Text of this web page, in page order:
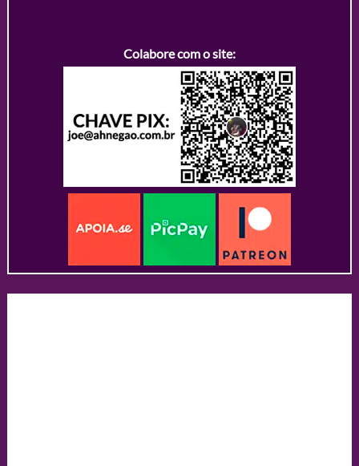
Colabore com o site: